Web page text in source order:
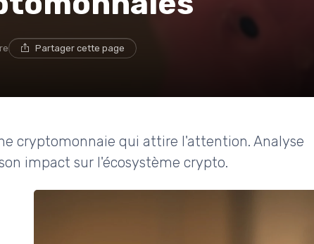
Partager cette page
cryptomonnaie qui attire l'attention. Analyse
impact sur l'écosystème crypto.